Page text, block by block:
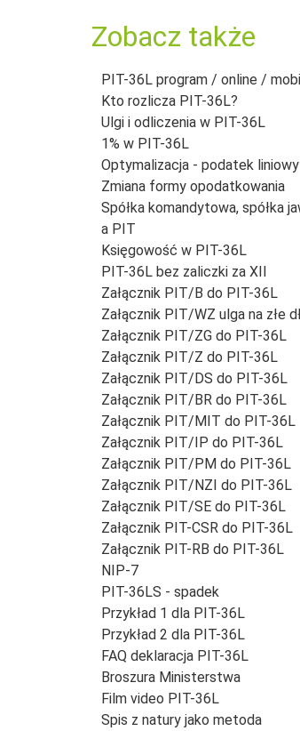
Zobacz także
PIT-36L program / online /
Kto rozlicza PIT-36L?
Ulgi i odliczenia w PIT-36L
1% w PIT-36L
Optymalizacja - podatek liniowy
Zmiana formy opodatkowania
Spółka komandytowa, spółka
a PIT
Księgowość w PIT-36L
PIT-36L bez zaliczki za XII
Załącznik PIT/B do PIT-36L
Załącznik PIT/WZ ulga na złe
Załącznik PIT/ZG do PIT-36L
Załącznik PIT/Z do PIT-36L
Załącznik PIT/DS do PIT-36L
Załącznik PIT/BR do PIT-36L
Załącznik PIT/MIT do PIT-36L
Załącznik PIT/IP do PIT-36L
Załącznik PIT/PM do PIT-36L
Załącznik PIT/NZI do PIT-36L
Załącznik PIT/SE do PIT-36L
Załącznik PIT-CSR do PIT-36L
Załącznik PIT-RB do PIT-36L
NIP-7
PIT-36LS - spadek
Przykład 1 dla PIT-36L
Przykład 2 dla PIT-36L
FAQ deklaracja PIT-36L
Broszura Ministerstwa
Film video PIT-36L
Spis z natury jako metoda